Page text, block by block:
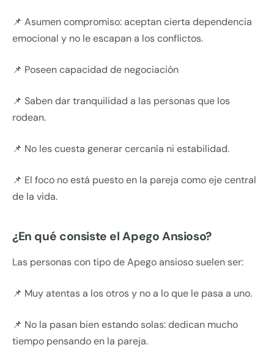
📌 Asumen compromiso: aceptan cierta dependencia
emocional y no le escapan a los conflictos.
📌 Poseen capacidad de negociación
📌 Saben dar tranquilidad a las personas que los
rodean.
📌 No les cuesta generar cercanía ni estabilidad.
📌 El foco no está puesto en la pareja como eje central
de la vida.
¿En qué consiste el Apego Ansioso?
Las personas con tipo de Apego ansioso suelen ser:
📌 Muy atentas a los otros y no a lo que le pasa a uno.
📌 No la pasan bien estando solas: dedican mucho
tiempo pensando en la pareja.